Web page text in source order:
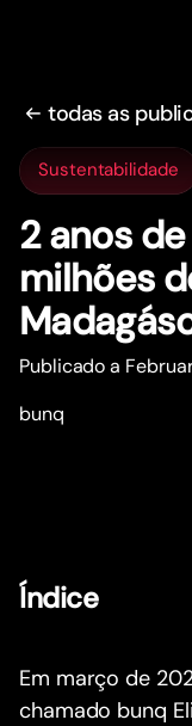
todas as
Sustentabilidade
2 anos
milhões
Publicado a
bunq
Índice
Em março de
chamado bunq